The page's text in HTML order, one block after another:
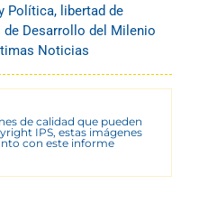
Política, libertad de
de Desarrollo del Milenio
Noticias
de calidad que pueden
IPS, estas imágenes
con este informe